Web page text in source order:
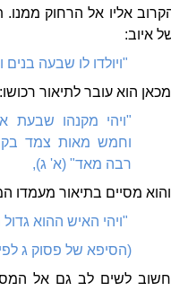
אליו אל הרחוק
איוב:
"ויולדו לו שבעה
הוא עובר לתיאור רכושו:
"ויהי מקנהו שבעת
וחמש מאות צמד
רבה מאד" (א' ג),
מסיים בתיאור מעמדו
"ויהי האיש ההוא
(הסיפא של פסוק ג
לשים לב גם אל